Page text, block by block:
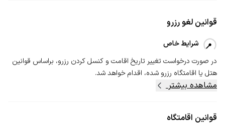
قوانین لغو رزرو
شرایط خاص
در صورت درخواست تغییر تاریخ اقامت و کنسل‌ کردن رزرو، بر‌اساس قوانین
هتل یا اقامتگاه رزرو شده، اقدام خواهد شد.
مشاهده بیشتر
قوانین اقامتگاه